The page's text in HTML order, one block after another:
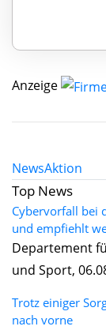
Anzeige
NewsAktion
Top News
Cybervorfall bei
und empfiehlt
Departement
und Sport,
Trotz einiger
nach vorne